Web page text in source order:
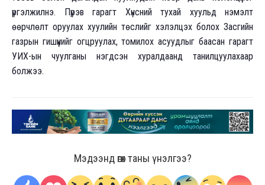
үргэлжилнэ. Пүрэв гарагт Хүнсний тухай хуульд нэмэлт
өөрчлөлт оруулах хуулийн төслийг хэлэлцэх болох Засгийн
газрын гишүүнийг огцруулах, томилох асуудлыг баасан гарагт
УИХ-ын чуулганы нэгдсэн хуралдаанд танилцуулахаар
болжээ.
Мэдээнд өгөх таны үнэлгээ?